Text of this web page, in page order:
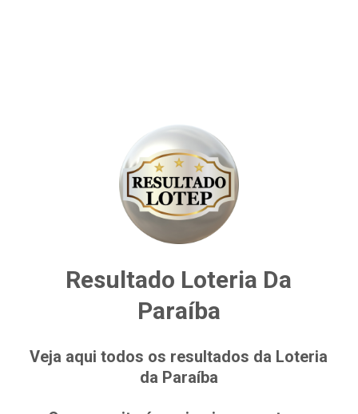
Resultado Loteria Da
Paraíba
Veja aqui todos os resultados da Loteria
da Paraíba